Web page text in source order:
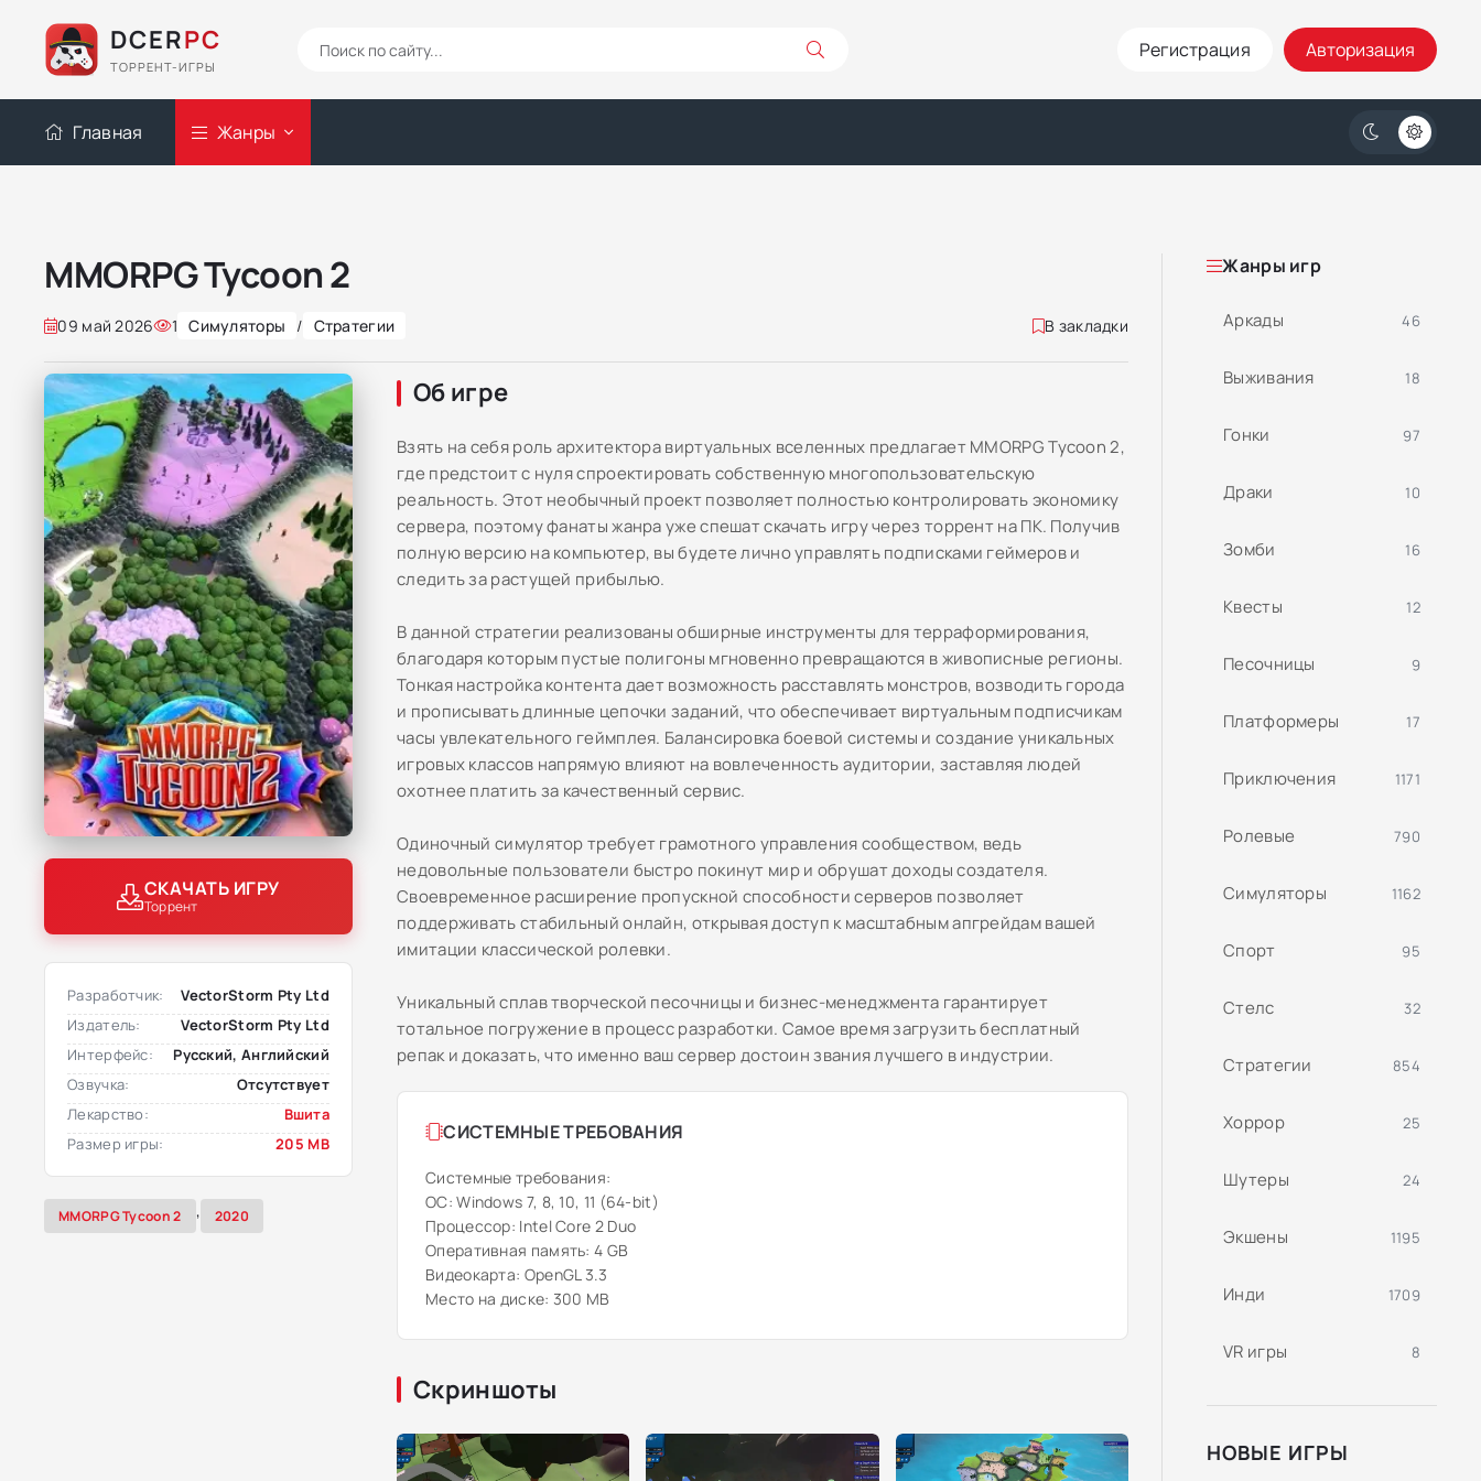
DCERPC
ТОРРЕНТ-ИГРЫ
Регистрация Авторизация
Главная Жанры
MMORPG Tycoon 2
09 май 2026 1 Симуляторы / Стратегии В закладки
СКАЧАТЬ ИГРУ
Торрент
Разработчик:
VectorStorm Pty Ltd
Издатель:
VectorStorm Pty Ltd
Интерфейс:
Русский, Английский
Озвучка:
Отсутствует
Лекарство:
Вшита
Размер игры:
205 MB
MMORPG Tycoon 2 , 2020
Об игре
Взять на себя роль архитектора виртуальных вселенных предлагает MMORPG Tycoon 2,
где предстоит с нуля спроектировать собственную многопользовательскую
реальность. Этот необычный проект позволяет полностью контролировать экономику
сервера, поэтому фанаты жанра уже спешат скачать игру через торрент на ПК. Получив
полную версию на компьютер, вы будете лично управлять подписками геймеров и
следить за растущей прибылью.
В данной стратегии реализованы обширные инструменты для терраформирования,
благодаря которым пустые полигоны мгновенно превращаются в живописные регионы.
Тонкая настройка контента дает возможность расставлять монстров, возводить города
и прописывать длинные цепочки заданий, что обеспечивает виртуальным подписчикам
часы увлекательного геймплея. Балансировка боевой системы и создание уникальных
игровых классов напрямую влияют на вовлеченность аудитории, заставляя людей
охотнее платить за качественный сервис.
Одиночный симулятор требует грамотного управления сообществом, ведь
недовольные пользователи быстро покинут мир и обрушат доходы создателя.
Своевременное расширение пропускной способности серверов позволяет
поддерживать стабильный онлайн, открывая доступ к масштабным апгрейдам вашей
имитации классической ролевки.
Уникальный сплав творческой песочницы и бизнес-менеджмента гарантирует
тотальное погружение в процесс разработки. Самое время загрузить бесплатный
репак и доказать, что именно ваш сервер достоин звания лучшего в индустрии.
СИСТЕМНЫЕ ТРЕБОВАНИЯ
Системные требования:
ОС: Windows 7, 8, 10, 11 (64-bit)
Процессор: Intel Core 2 Duo
Оперативная память: 4 GB
Видеокарта: OpenGL 3.3
Место на диске: 300 MB
Скриншоты
Жанры игр
Аркады 46
Выживания 18
Гонки 97
Драки 10
Зомби 16
Квесты 12
Песочницы 9
Платформеры 17
Приключения 1171
Ролевые 790
Симуляторы 1162
Спорт 95
Стелс 32
Стратегии 854
Хоррор 25
Шутеры 24
Экшены 1195
Инди 1709
VR игры 8
НОВЫЕ ИГРЫ